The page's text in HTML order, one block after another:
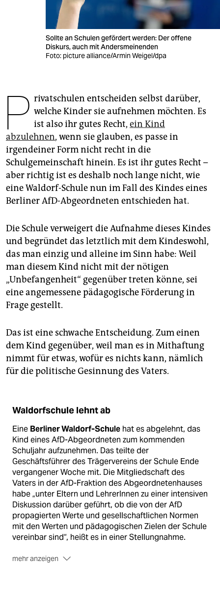
veranstaltungen
genossenschaft
epaper login
Sollte an Schulen gefördert werden: Der offene
Diskurs, auch mit Andersmeinenden
Foto: picture alliance/Armin Weigel/dpa
P rivatschulen entscheiden selbst darüber,
welche Kinder sie aufnehmen möchten. Es
ist also ihr gutes Recht, ein Kind
abzulehnen, wenn sie glauben, es passe in
irgendeiner Form nicht recht in die
Schulgemeinschaft hinein. Es ist ihr gutes Recht –
aber richtig ist es deshalb noch lange nicht, wie
eine Waldorf-Schule nun im Fall des Kindes eines
Berliner AfD-Abgeordneten entschieden hat.
Die Schule verweigert die Aufnahme dieses Kindes
und begründet das letztlich mit dem Kindeswohl,
das man einzig und alleine im Sinn habe: Weil
man diesem Kind nicht mit der nötigen
„Unbefangenheit“ gegenüber treten könne, sei
eine angemessene pädagogische Förderung in
Frage gestellt.
Das ist eine schwache Entscheidung. Zum einen
dem Kind gegenüber, weil man es in Mithaftung
nimmt für etwas, wofür es nichts kann, nämlich
für die politische Gesinnung des Vaters.
Waldorfschule lehnt ab
Eine Berliner Waldorf-Schule hat es abgelehnt, das
Kind eines AfD-Abgeordneten zum kommenden
Schuljahr aufzunehmen. Das teilte der
Geschäftsführer des Trägervereins der Schule Ende
vergangener Woche mit. Die Mitgliedschaft des
Vaters in der AfD-Fraktion des Abgeordnetenhauses
habe „unter Eltern und LehrerInnen zu einer intensiven
Diskussion darüber geführt, ob die von der AfD
propagierten Werte und gesellschaftlichen Normen
mit den Werten und pädagogischen Zielen der Schule
vereinbar sind“, heißt es in einer Stellungnahme.
mehr anzeigen